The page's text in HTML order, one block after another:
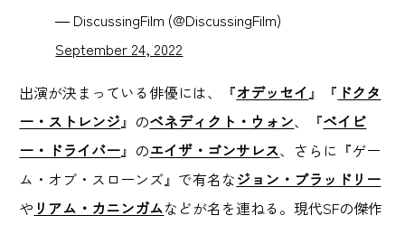
— DiscussingFilm (@DiscussingFilm)
September 24, 2022
出演が決まっている俳優には、『オデッセイ』『 ドクタ
ー・ストレンジ』のベネディクト・ウォン、『ベイビ
ー・ドライバー』のエイザ・ゴンサレス、さらに『ゲー
ム・オブ・スローンズ』で有名なジョン・ブラッドリー
や リアム・カニンガムなどが名を連ねる。現代SFの傑作